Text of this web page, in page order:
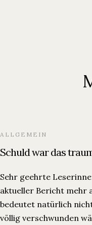
ALLGEMEIN
Schuld war das
Sehr geehrte
aktueller Bericht mehr
bedeutet natürlich
völlig verschwunden